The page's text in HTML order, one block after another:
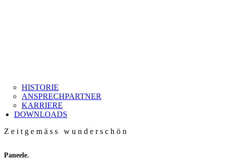
HISTORIE
ANSPRECHPARTNER
KARRIERE
DOWNLOADS
Zeitgemäss wunderschön
Paneele.